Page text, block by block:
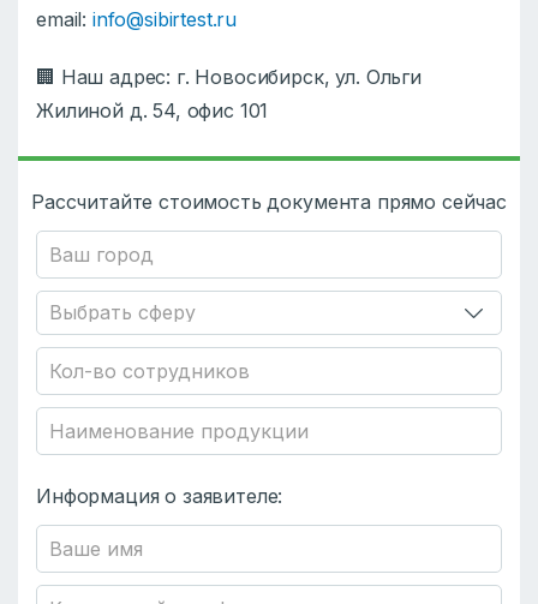
email: info@sibirtest.ru
🏢 Наш адрес: г. Новосибирск, ул. Ольги
Жилиной д. 54, офис 101
Рассчитайте стоимость документа прямо сейчас
Информация о заявителе: